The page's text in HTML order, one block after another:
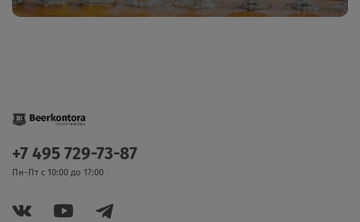
+7 495 729-73-87
Пн-Пт с 10:00 до 17:00